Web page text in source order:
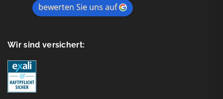
bewerten Sie uns auf
Wir sind versichert: